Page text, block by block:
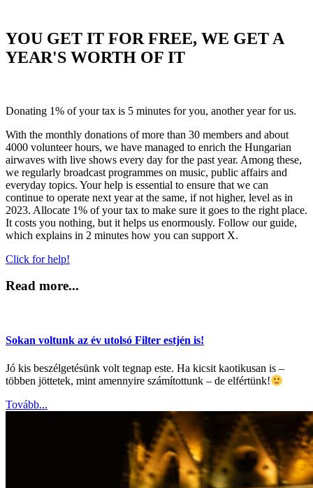
YOU GET IT FOR FREE, WE GET A
YEAR'S WORTH OF IT
Donating 1% of your tax is 5 minutes for you, another year for us.
With the monthly donations of more than 30 members and about
4000 volunteer hours, we have managed to enrich the Hungarian
airwaves with live shows every day for the past year. Among these,
we regularly broadcast programmes on music, public affairs and
everyday topics. Your help is essential to ensure that we can
continue to operate next year at the same, if not higher, level as in
2023. Allocate 1% of your tax to make sure it goes to the right place.
It costs you nothing, but it helps us enormously. Follow our guide,
which explains in 2 minutes how you can support X.
Click for help!
Read more...
Sokan voltunk az év utolsó Filter estjén is!
Jó kis beszélgetésünk volt tegnap este. Ha kicsit kaotikusan is –
többen jöttetek, mint amennyire számítottunk – de elfértünk!
Tovább...